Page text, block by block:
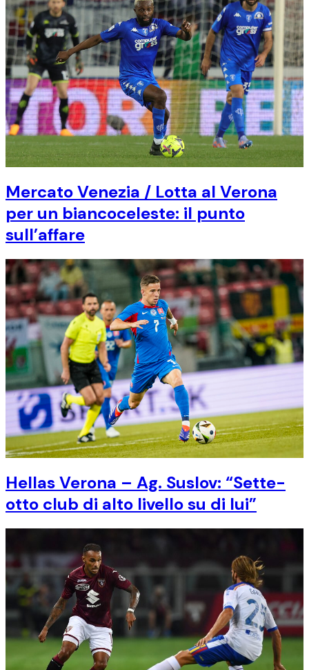
Mercato Venezia / Lotta al Verona
per un biancoceleste: il punto
sull’affare
Hellas Verona – Ag. Suslov: “Sette-
otto club di alto livello su di lui”